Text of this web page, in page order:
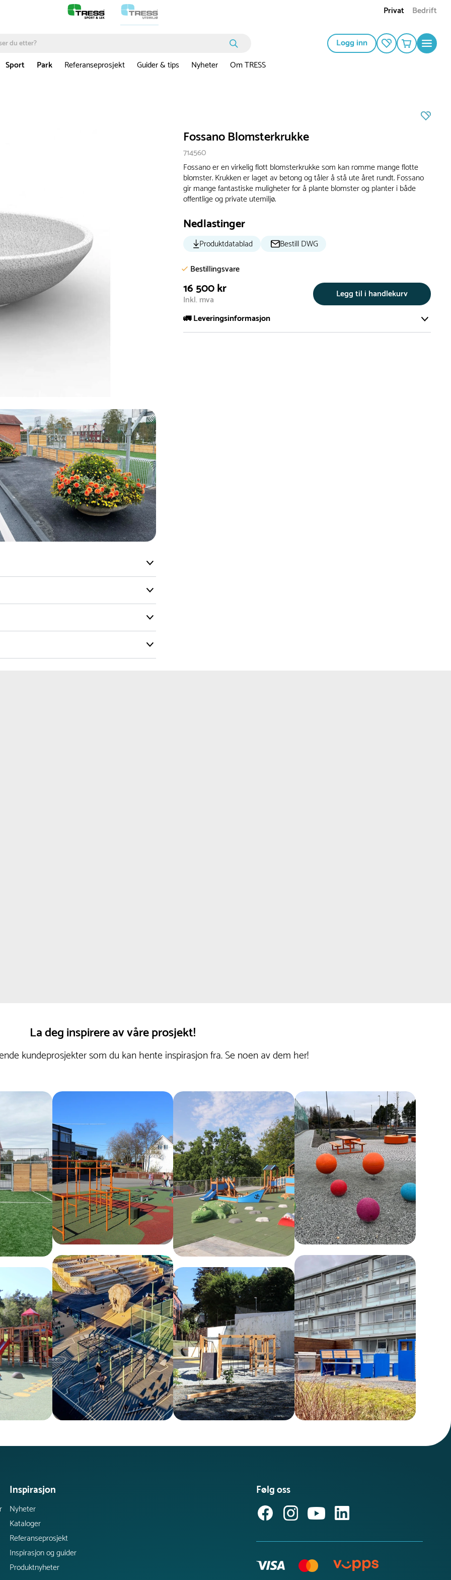
Privat Bedrift
Logg inn
Sport Park Referanseprosjekt Guider & tips Nyheter Om TRESS
Fossano Blomsterkrukke
714560
Fossano er en virkelig flott blomsterkrukke som kan romme mange flotte
blomster. Krukken er laget av betong og tåler å stå ute året rundt. Fossano
gir mange fantastiske muligheter for å plante blomster og planter i både
offentlige og private utemiljø.
Nedlastinger
Produktdatablad
Bestill DWG
Bestillingsvare
16 500 kr
Inkl. mva
Legg til i handlekurv
🚛 Leveringsinformasjon
La deg inspirere av våre prosjekt!
kundeprosjekter som du kan hente inspirasjon fra. Se noen av dem her!
Inspirasjon
Nyheter
Kataloger
Referanseprosjekt
Inspirasjon og guider
Produktnyheter
Følg oss